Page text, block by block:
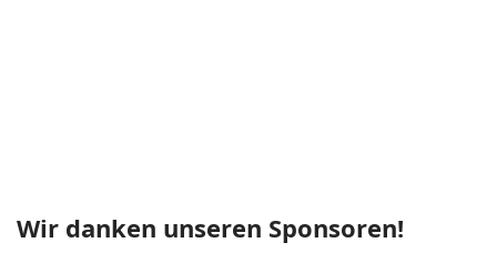
Wir danken unseren Sponsoren!